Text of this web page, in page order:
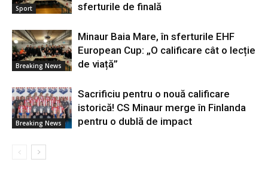
Sport
sferturile de finală
Breaking News
Minaur Baia Mare, în sferturile EHF
European Cup: „O calificare cât o lecție
de viață”
Breaking News
Sacrificiu pentru o nouă calificare
istorică! CS Minaur merge în Finlanda
pentru o dublă de impact